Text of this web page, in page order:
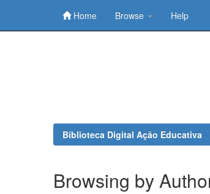
Home Browse Help
Biblioteca Digital Ação Educativa
Browsing by